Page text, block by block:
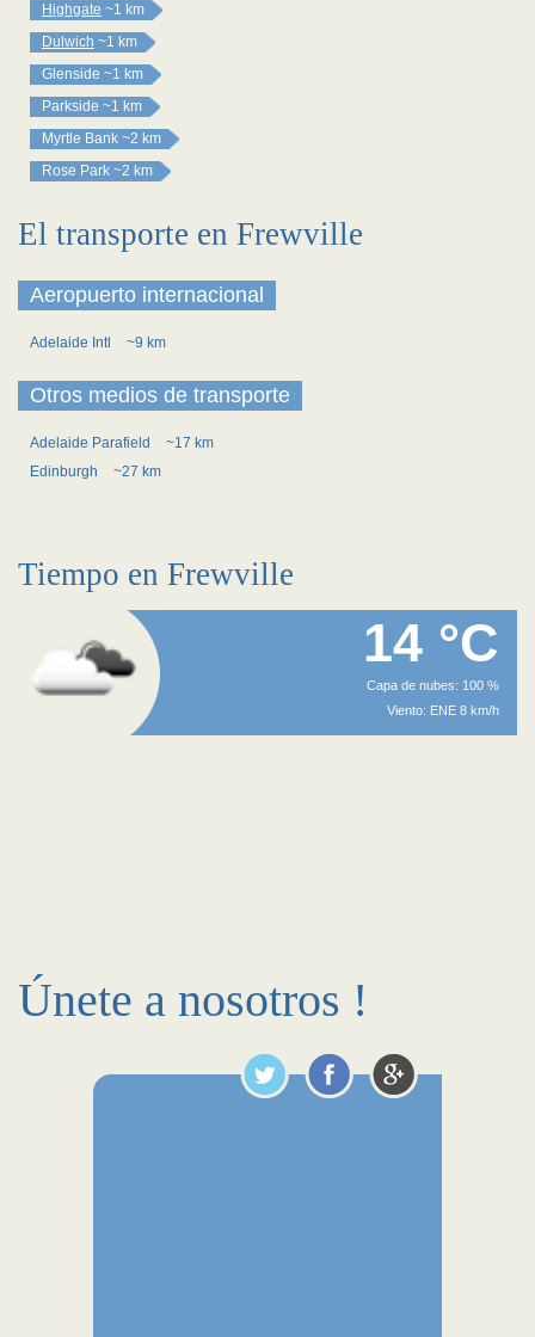
Highgate ~1 km
Dulwich ~1 km
Glenside ~1 km
Parkside ~1 km
Myrtle Bank ~2 km
Rose Park ~2 km
El transporte en Frewville
Aeropuerto internacional
Adelaide Intl ~9 km
Otros medios de transporte
Adelaide Parafield
~17 km
Edinburgh
~27 km
Tiempo en Frewville
14 °C
Capa de nubes: 100 %
Viento: ENE 8 km/h
Únete a nosotros !